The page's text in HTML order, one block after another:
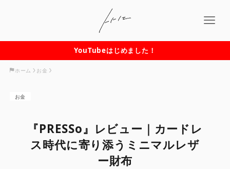
YouTubeはじめました！
ホーム お金
『PRESSo』レビュー｜カードレ
ス時代に寄り添うミニマルレザ
ー財布
お金